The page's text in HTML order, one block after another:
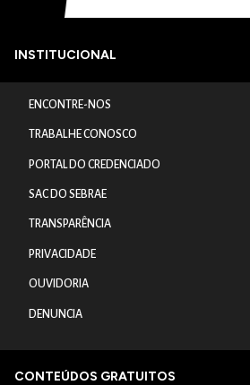
INSTITUCIONAL
ENCONTRE-NOS
TRABALHE CONOSCO
PORTAL DO CREDENCIADO
SAC DO SEBRAE
TRANSPARÊNCIA
PRIVACIDADE
OUVIDORIA
DENUNCIA
CONTEÚDOS GRATUITOS